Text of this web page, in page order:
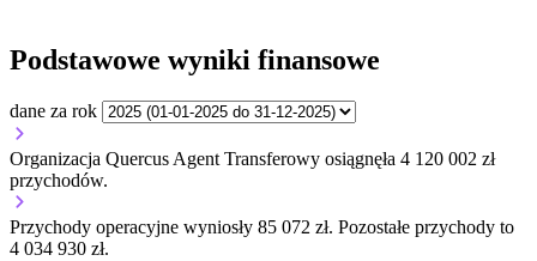
Podstawowe wyniki finansowe
dane za rok
Organizacja Quercus Agent Transferowy osiągnęła 4 120 002 zł
przychodów.
Przychody operacyjne wyniosły 85 072 zł. Pozostałe przychody to
4 034 930 zł.